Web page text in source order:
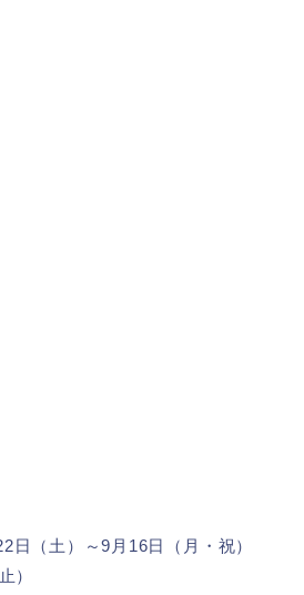
日（土）～9月16日（月・祝）
）